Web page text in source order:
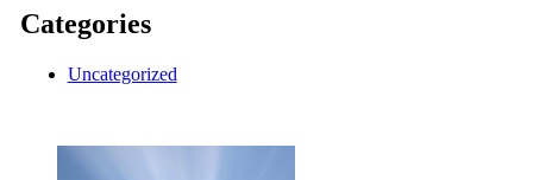
Categories
Uncategorized